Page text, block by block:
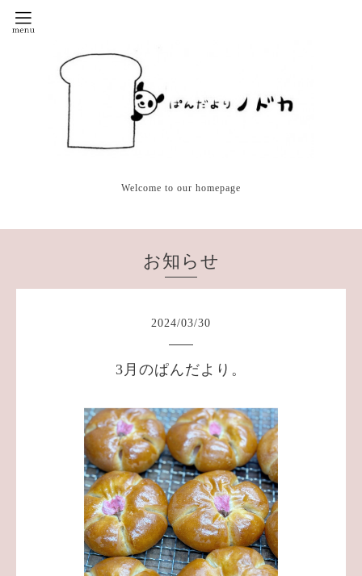
Welcome to our homepage
お知らせ
2024/03/30
3月のぱんだより。